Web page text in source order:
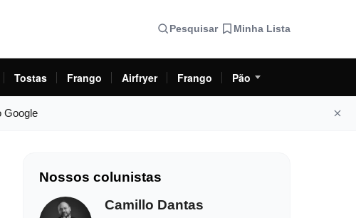
Pesquisar Minha Lista
Tostas Frango Airfryer Frango Pão
Google
Nossos colunistas
Camillo Dantas